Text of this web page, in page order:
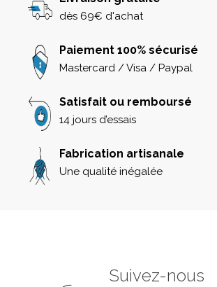
dès 69€ d'achat
Paiement 100% sécurisé
Mastercard / Visa / Paypal
Satisfait ou remboursé
14 jours d’essais
Fabrication artisanale
Une qualité inégalée
Suivez-nous